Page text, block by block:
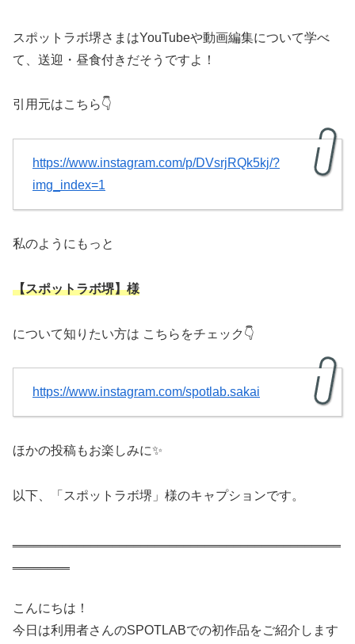
スポットラボ堺さまはYouTubeや動画編集について学べ
て、送迎・昼食付きだそうですよ！
引用元はこちら👇
https://www.instagram.com/p/DVsrjRQk5kj/?
img_index=1
私のようにもっと
【スポットラボ堺】様
について知りたい方は こちらをチェック👇
https://www.instagram.com/spotlab.sakai
ほかの投稿もお楽しみに✨
以下、「スポットラボ堺」様のキャプションです。
こんにちは！
今日は利用者さんのSPOTLABでの初作品をご紹介します